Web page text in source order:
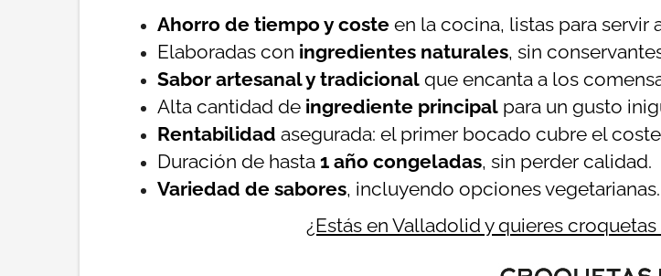
Ahorro de tiempo y coste en la cocina, listas para servir
Elaboradas con ingredientes naturales, sin
Sabor artesanal y tradicional que encanta a los
Alta cantidad de ingrediente principal para un gusto
Rentabilidad asegurada: el primer bocado cubre el
Duración de hasta 1 año congeladas, sin perder calidad.
Variedad de sabores, incluyendo opciones vegetarianas.
¿Estás en Valladolid y quieres